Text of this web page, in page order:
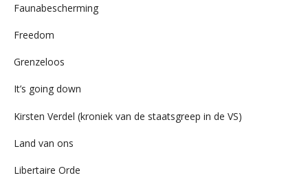
Faunabescherming
Freedom
Grenzeloos
It’s going down
Kirsten Verdel (kroniek van de staatsgreep in de VS)
Land van ons
Libertaire Orde